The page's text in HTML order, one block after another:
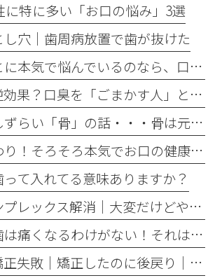
に特に多い「お口の悩み」3選
穴｜歯周病放置で歯が抜けた
口臭があることに本気で悩んでいるのなら、口臭を本気で治そう
ガムやアメは逆効果？口臭を「ごまかす人」と「治す人」の決定的な違い
非常にお伝えしずらい「骨」の話・・・骨は元には戻せない？
対処療法は終わり！そろそろ本気でお口の健康とは何かを考えませんか
て入れてる意味ありますか？
約１年半でコンプレックス解消｜大変だけどやって良かった歯の矯正治療
神経を抜いた歯は痛くなるわけがない！それは嘘です
マウスピース矯正失敗｜矯正したのに後戻り｜最近よく聞くけどそれってなんで？